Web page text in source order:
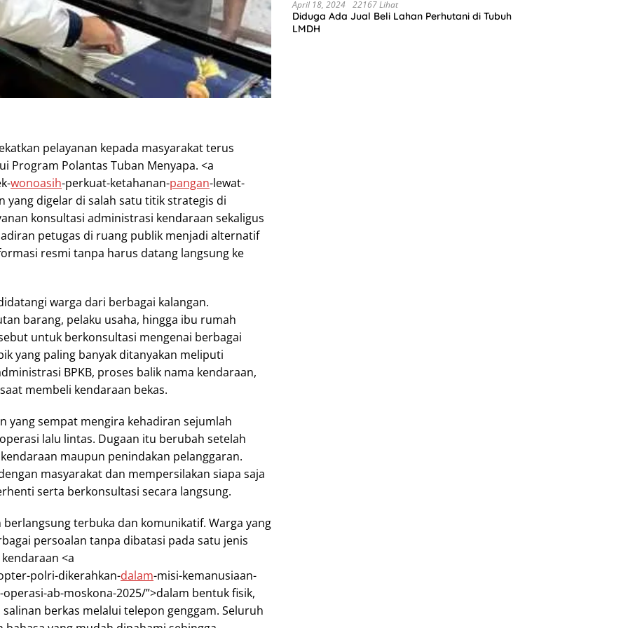
pelayanan kepada masyarakat terus
Program Polantas Tuban Menyapa. <a
wonoasih-perkuat-ketahanan-pangan-lewat-
yang digelar di salah satu titik strategis di
konsultasi administrasi kendaraan sekaligus
petugas di ruang publik menjadi alternatif
resmi tanpa harus datang langsung ke
warga dari berbagai kalangan.
barang, pelaku usaha, hingga ibu rumah
untuk berkonsultasi mengenai berbagai
yang paling banyak ditanyakan meliputi
BPKB, proses balik nama kendaraan,
membeli kendaraan bekas.
yang sempat mengira kehadiran sejumlah
lalu lintas. Dugaan itu berubah setelah
maupun penindakan pelanggaran.
masyarakat dan mempersilakan siapa saja
serta berkonsultasi secara langsung.
terbuka dan komunikatif. Warga yang
persoalan tanpa dibatasi pada satu jenis
<a
polri-dikerahkan-dalam-misi-kemanusiaan-
ab-moskona-2025/”>dalam bentuk fisik,
berkas melalui telepon genggam. Seluruh
Bojonegoro.Progres pekerjaanya sudah selesai
di tahun 2023
April 18, 2024 22167 Lihat
Diduga Ada Jual Beli Lahan Perhutani di Tubuh
LMDH